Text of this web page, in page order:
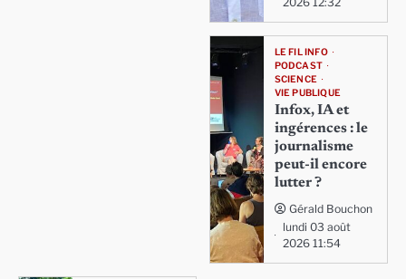
LE FIL INFO
PODCAST
SCIENCE
VIE PUBLIQUE
Infox, IA et
ingérences : le
journalisme
peut-il encore
lutter ?
Gérald Bouchon
lundi 03 août
2026 11:54